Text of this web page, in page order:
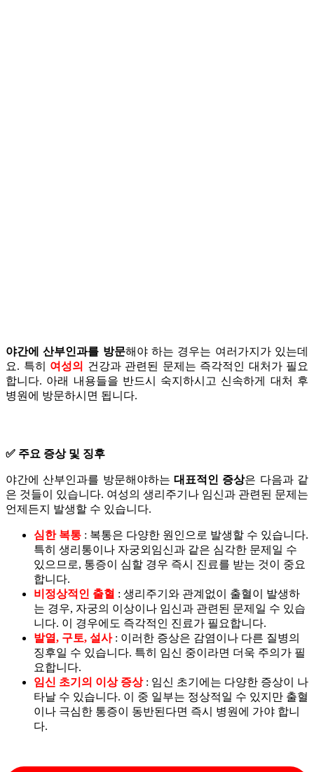
야간에 산부인과를 방문해야 하는 경우는 여러가지가 있는데
요. 특히 여성의 건강과 관련된 문제는 즉각적인 대처가 필요
합니다. 아래 내용들을 반드시 숙지하시고 신속하게 대처 후
병원에 방문하시면 됩니다.
✅ 주요 증상 및 징후
야간에 산부인과를 방문해야하는 대표적인 증상은 다음과 같
은 것들이 있습니다. 여성의 생리주기나 임신과 관련된 문제는
언제든지 발생할 수 있습니다.
심한 복통 : 복통은 다양한 원인으로 발생할 수 있습니다.
특히 생리통이나 자궁외임신과 같은 심각한 문제일 수
있으므로, 통증이 심할 경우 즉시 진료를 받는 것이 중요
합니다.
비정상적인 출혈 : 생리주기와 관계없이 출혈이 발생하
는 경우, 자궁의 이상이나 임신과 관련된 문제일 수 있습
니다. 이 경우에도 즉각적인 진료가 필요합니다.
발열, 구토, 설사: 이러한 증상은 감염이나 다른 질병의
징후일 수 있습니다. 특히 임신 중이라면 더욱 주의가 필
요합니다.
임신 초기의 이상 증상: 임신 초기에는 다양한 증상이 나
타날 수 있습니다. 이 중 일부는 정상적일 수 있지만 출혈
이나 극심한 통증이 동반된다면 즉시 병원에 가야 합니
다.